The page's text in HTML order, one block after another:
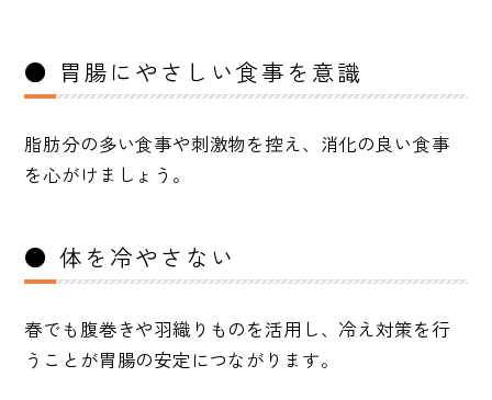
● 胃腸にやさしい食事を意識
脂肪分の多い食事や刺激物を控え、消化の良い食事
を心がけましょう。
● 体を冷やさない
春でも腹巻きや羽織りものを活用し、冷え対策を行
うことが胃腸の安定につながります。